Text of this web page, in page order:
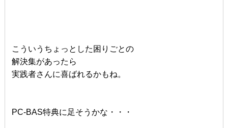
こういうちょっとした困りごとの
解決集があったら
実践者さんに喜ばれるかもね。
PC-BAS特典に足そうかな・・・